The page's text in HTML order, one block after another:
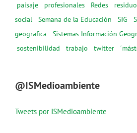
paisaje
profesionales Redes
social
Semana de la Educación SIG
geografica
Sistemas Información
sostenibilidad
trabajo twitter
@ISMedioambiente
Tweets por ISMedioambiente